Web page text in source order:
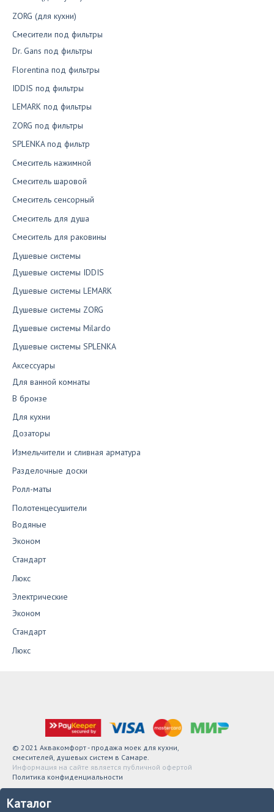
ZORG (для кухни)
Смесители под фильтры
Dr. Gans под фильтры
Florentina под фильтры
IDDIS под фильтры
LEMARK под фильтры
ZORG под фильтры
SPLENKA под фильтр
Смеситель нажимной
Смеситель шаровой
Смеситель сенсорный
Смеситель для душа
Смеситель для раковины
Душевые системы
Душевые системы IDDIS
Душевые системы LEMARK
Душевые системы ZORG
Душевые системы Milardo
Душевые системы SPLENKA
Аксессуары
Для ванной комнаты
В бронзе
Для кухни
Дозаторы
Измельчители и сливная арматура
Разделочные доски
Ролл-маты
Полотенцесушители
Водяные
Эконом
Стандарт
Люкс
Электрические
Эконом
Стандарт
Люкс
© 2021 Аквакомфорт - продажа моек для кухни,
смесителей, душевых систем в Самаре.
Информация на сайте является публичной офертой
Политика конфиденциальности
Каталог